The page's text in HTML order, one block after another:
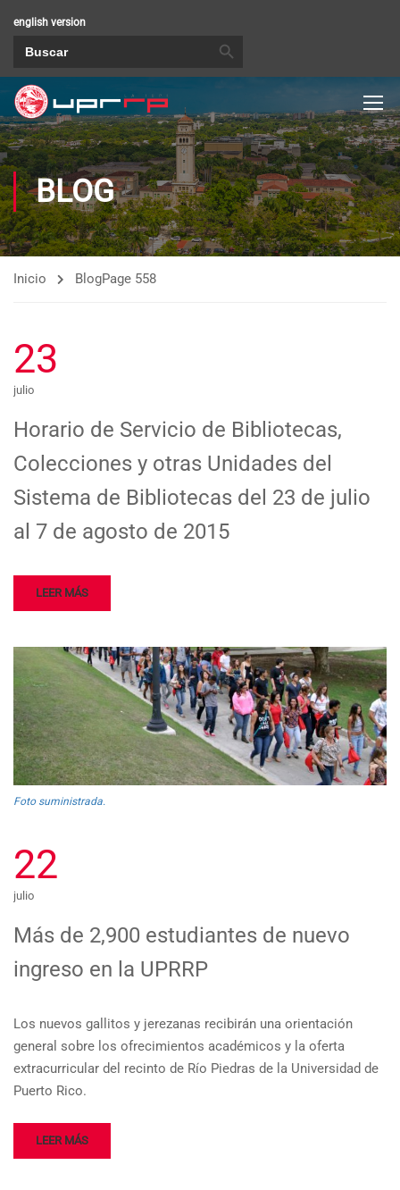
english version
BLOG
Inicio BlogPage 558
23
julio
Horario de Servicio de Bibliotecas,
Colecciones y otras Unidades del
Sistema de Bibliotecas del 23 de julio
al 7 de agosto de 2015
LEER MÁS
Foto suministrada.
22
julio
Más de 2,900 estudiantes de nuevo
ingreso en la UPR­RP
Los nuevos gallitos y jerezanas recibirán una orientación
general sobre los ofrecimientos académicos y la oferta
extracurricular del recinto de Río Piedras de la Universidad de
Puerto Rico.
LEER MÁS